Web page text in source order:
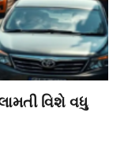
વિશે વધુ